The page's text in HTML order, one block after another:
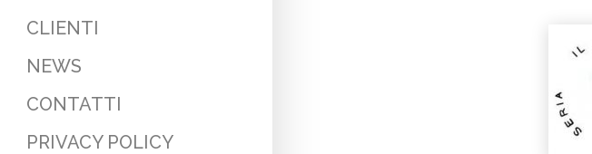
CLIENTI
NEWS
CONTATTI
PRIVACY POLICY